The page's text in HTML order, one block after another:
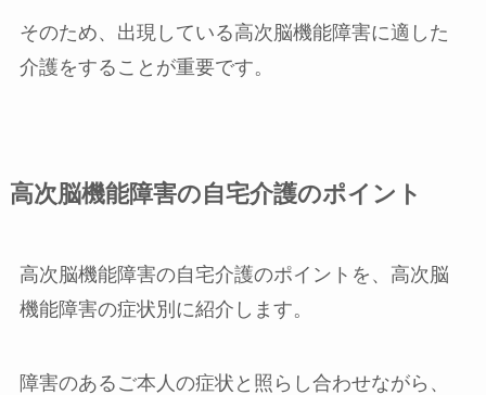
そのため、出現している高次脳機能障害に適した
介護をすることが重要です。
高次脳機能障害の自宅介護のポイント
高次脳機能障害の自宅介護のポイントを、高次脳
機能障害の症状別に紹介します。
障害のあるご本人の症状と照らし合わせながら、